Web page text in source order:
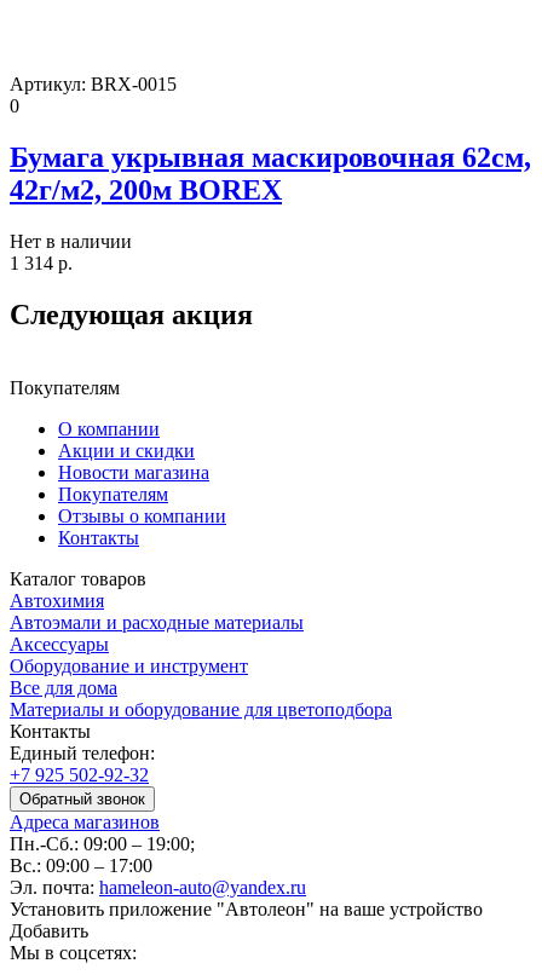
Артикул: BRX-0015
0
Бумага укрывная маскировочная 62см,
42г/м2, 200м BOREX
Нет в наличии
1 314 р.
Следующая акция
Покупателям
О компании
Акции и скидки
Новости магазина
Покупателям
Отзывы о компании
Контакты
Каталог товаров
Автохимия
Автоэмали и расходные материалы
Аксессуары
Оборудование и инструмент
Все для дома
Материалы и оборудование для цветоподбора
Контакты
Единый телефон:
+7 925 502-92-32
Обратный звонок
Адреса магазинов
Пн.-Сб.: 09:00 – 19:00;
Вс.: 09:00 – 17:00
Эл. почта: hameleon-auto@yandex.ru
Установить приложение "Автолеон" на ваше устройство
Добавить
Мы в соцсетях: